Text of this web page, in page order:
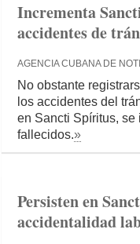
Incrementa
accidentes de
AGENCIA CUBANA DE
No obstante
los accidentes del
en Sancti Spíritus, se
fallecidos.»
Persisten en
accidentalidad